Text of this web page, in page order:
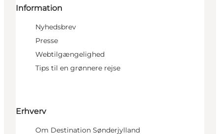
Information
Nyhedsbrev
Presse
Webtilgængelighed
Tips til en grønnere rejse
Erhverv
Om Destination Sønderjylland